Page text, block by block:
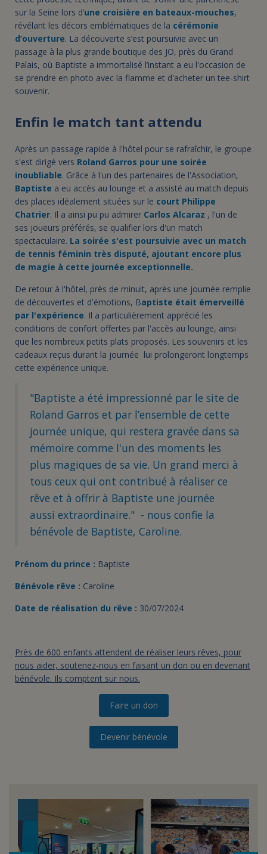
sur la Seine lors d’une croisière en bateaux-mouches,
révélant les décors emblématiques de la cérémonie
d’ouverture. La découverte s’est poursuivie avec un
passage à la plus grande boutique des JO, près du Grand
Palais, où Baptiste a immortalisé l’instant a eu l'occasion de
se prendre en photo avec la flamme et d'acheter un tee-shirt
souvenir.
Enfin le match tant attendu
Après un passage rapide à l'hôtel pour se rafraîchir, le groupe
s'est dirigé vers Roland Garros pour une soirée
inoubliable. Grâce à l'un des partenaires de l'Association,
Baptiste a eu accès au lounge et a assisté au match depuis
des places idéalement situées sur le court Philippe
Chatrier. Il a ainsi pu pu admirer Carlos Alcaraz , l'un de
ses joueurs préférés, se qualifier lors d'un match
spectaculaire. La soirée s'est poursuivie avec un match
de tennis féminin très disputé, ajoutant encore plus
de magie à cette journée exceptionnelle.
De retour à l'hôtel, près de minuit, après une journée remplie
de découvertes et d'émotions, Baptiste était émerveillé
par l'expérience. Il a particulièrement apprécié les
conditions de confort offertes par l'accès au lounge, ainsi
que les nombreux petits plats proposés. Les souvenirs et les
cadeaux reçus durant la journée lui prolongeront longtemps
cette expérience unique.
"Baptiste a été impressionné par le site de
Roland Garros et par l’ensemble de cette
journée unique, qui restera gravée dans sa
mémoire comme l'un des moments les
plus magiques de sa vie. Un grand merci à
tous ceux qui ont contribué à réaliser ce
rêve et à offrir à Baptiste une journée
aussi extraordinaire." - nous confie la
bénévole de Baptiste, Caroline.
Prénom du prince : Baptiste
Bénévole rêve : Caroline
Date de réalisation du rêve : 30/07/2024
Près de 600 enfants attendent de réaliser leurs rêves, pour
nous aider, soutenez-nous en faisant un don ou en devenant
bénévole. Ils comptent sur nous.
Faire un don
Devenir bénévole